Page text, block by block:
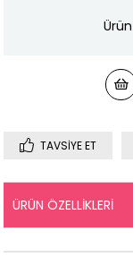
TAVSIYE ET
ÜRÜN ÖZELLIKLERI